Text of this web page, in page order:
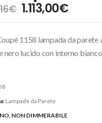
€ Il
prezzo
era:
1.315,16€.
1.113,00€Il
è:
1158 lampada da
nero lucido con interno
Lampade da Parete
NO, NON DIMMERABILE